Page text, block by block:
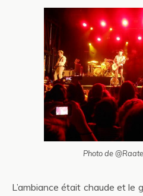
Photo de
L’ambiance était chaude et le